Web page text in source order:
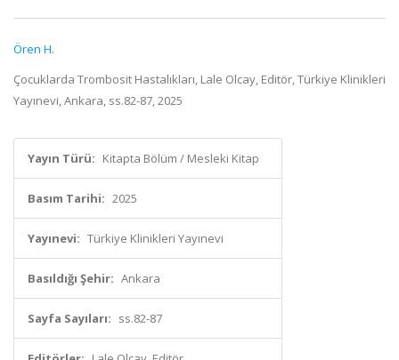
Ören H.
Çocuklarda Trombosit Hastalıkları, Lale Olcay, Editör, Türkiye Klinikleri
Yayınevi, Ankara, ss.82-87, 2025
Yayın Türü: Kitapta Bölüm / Mesleki Kitap
Basım Tarihi: 2025
Yayınevi: Türkiye Klinikleri Yayınevi
Basıldığı Şehir: Ankara
Sayfa Sayıları: ss.82-87